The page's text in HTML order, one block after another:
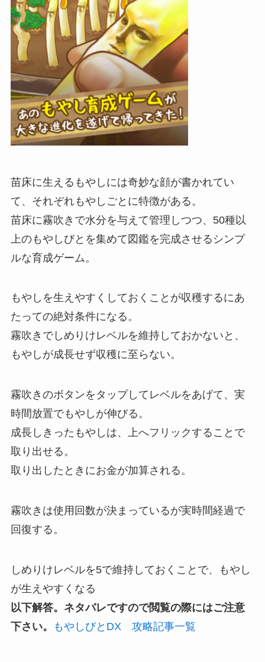
苗床に生えるもやしには奇妙な顔が書かれてい
て、それぞれもやしごとに特徴がある。
苗床に霧吹きで水分を与えて管理しつつ、50種以
上のもやしびとを集めて図鑑を完成させるシンプ
ルな育成ゲーム。
もやしを生えやすくしておくことが収穫するにあ
たっての絶対条件になる。
霧吹きでしめりけレベルを維持しておかないと、
もやしが成長せず収穫に至らない。
霧吹きのボタンをタップしてレベルをあげて、実
時間放置でもやしが伸びる。
成長しきったもやしは、上へフリックすることで
取り出せる。
取り出したときにお金が加算される。
霧吹きは使用回数が決まっているが実時間経過で
回復する。
しめりけレベルを5で維持しておくことで、もやし
が生えやすくなる
以下解答。ネタバレですので閲覧の際にはご注意
下さい。
もやしびとDX 攻略記事一覧